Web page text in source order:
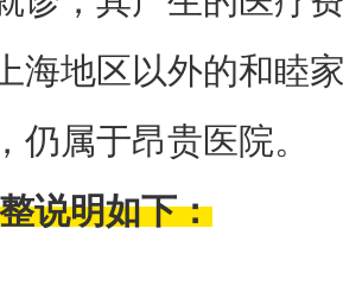
海地区以外的和睦
仍属于昂贵医院。
说明如下：